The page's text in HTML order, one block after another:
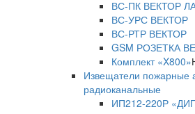
ВС-ПК ВЕКТОР
ВС-УРС ВЕКТОР
ВС-РТР ВЕКТОР
GSM РОЗЕТКА
Комплект «X800»
Извещатели пожарные
радиоканальные
ИП212-220Р